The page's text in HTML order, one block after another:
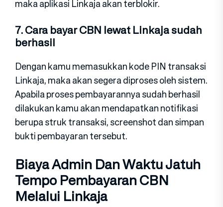
maka aplikasi Linkaja akan terblokir.
7. Cara bayar CBN lewat Linkaja sudah
berhasil
Dengan kamu memasukkan kode PIN transaksi
Linkaja, maka akan segera diproses oleh sistem.
Apabila proses pembayarannya sudah berhasil
dilakukan kamu akan mendapatkan notifikasi
berupa struk transaksi, screenshot dan simpan
bukti pembayaran tersebut.
Biaya Admin Dan Waktu Jatuh
Tempo Pembayaran CBN
Melalui Linkaja